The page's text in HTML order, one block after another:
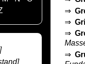
⇒
⇒
⇒
⇒